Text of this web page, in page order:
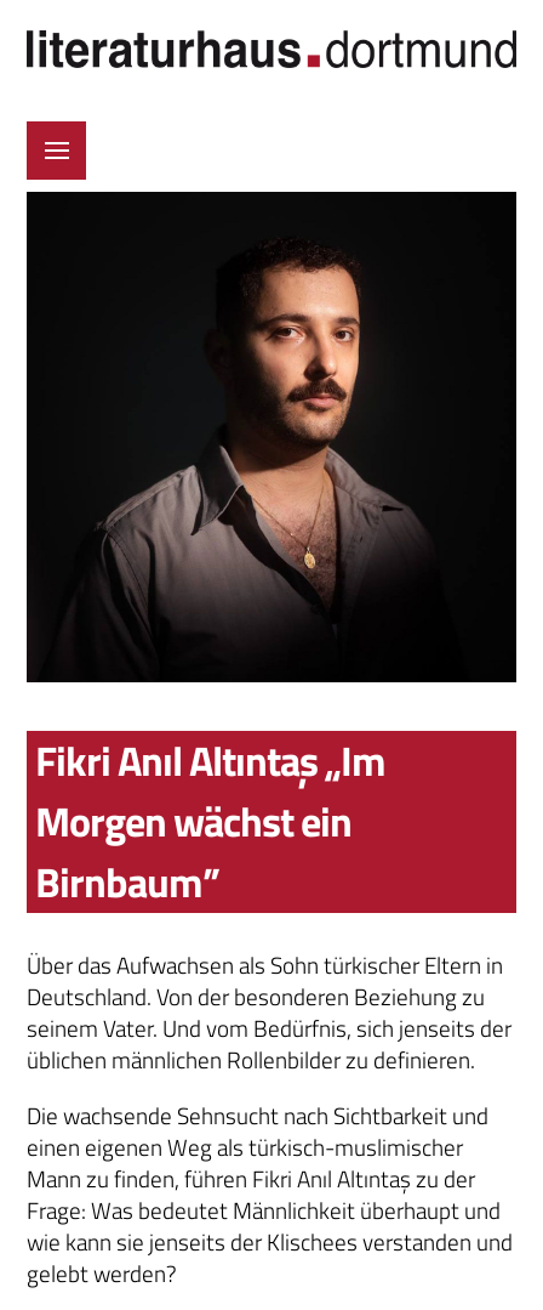
Fikri Anıl Altıntaş „Im
Morgen wächst ein
Birnbaum”
Über das Aufwachsen als Sohn türkischer Eltern in
Deutschland. Von der besonderen Beziehung zu
seinem Vater. Und vom Bedürfnis, sich jenseits der
üblichen männlichen Rollenbilder zu definieren.
Die wachsende Sehnsucht nach Sichtbarkeit und
einen eigenen Weg als türkisch-muslimischer
Mann zu finden, führen Fikri Anıl Altıntaş zu der
Frage: Was bedeutet Männlichkeit überhaupt und
wie kann sie jenseits der Klischees verstanden und
gelebt werden?